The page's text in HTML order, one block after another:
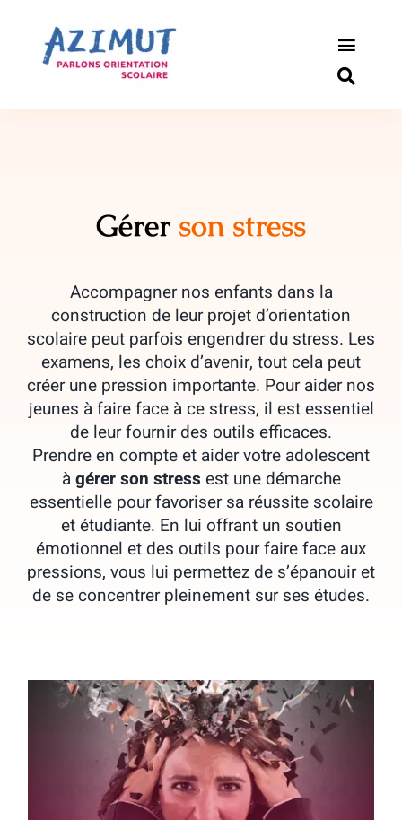
contenu
Toggle
Gérer son stress
Accompagner nos enfants dans la
construction de leur projet d’orientation
scolaire peut parfois engendrer du stress. Les
examens, les choix d’avenir, tout cela peut
créer une pression importante. Pour aider nos
jeunes à faire face à ce stress, il est essentiel
de leur fournir des outils efficaces.
Prendre en compte et aider votre adolescent
àgérer son stress est une démarche
essentielle pour favoriser sa réussite scolaire
et étudiante. En lui offrant un soutien
émotionnel et des outils pour faire face aux
pressions, vous lui permettez de s’épanouir et
de se concentrer pleinement sur ses études.
Les conseils de Perrine : comment gérer
le stress du projet d’orientation ?